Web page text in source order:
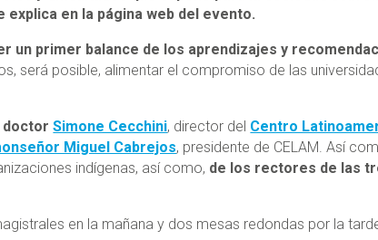
explica en la página web del evento.
un primer balance de los aprendizajes y
será posible, alimentar el compromiso de las
doctorSimone Cecchini, director del Centro
Miguel Cabrejos, presidente de CELAM. Así
indígenas, así como, de los rectores de las
en la mañana y dos mesas redondas por la